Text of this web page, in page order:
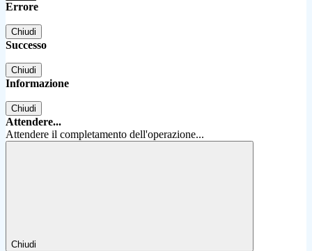
Errore
Chiudi
Successo
Chiudi
Informazione
Chiudi
Attendere...
Attendere il completamento dell'operazione...
Chiudi